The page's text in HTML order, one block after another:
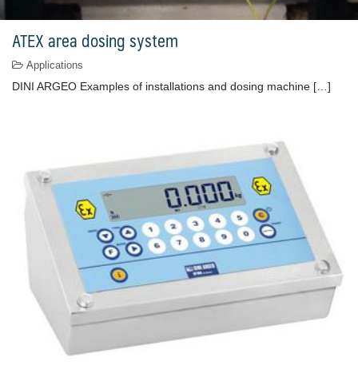
ATEX area dosing system
Applications
DINI ARGEO Examples of installations and dosing machine […]